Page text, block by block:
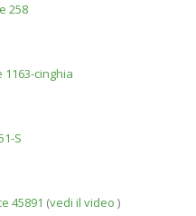
258
1163-cinghia
S
45891 (vedi il video )